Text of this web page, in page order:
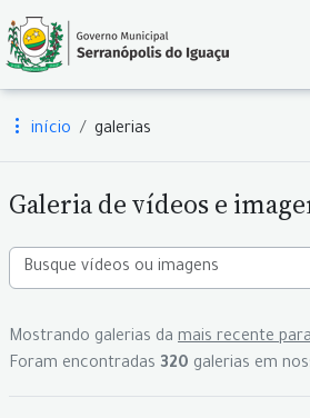
início galerias
Galeria de vídeos e
Mostrando galerias da mais recente
Foram encontradas 320 galerias em